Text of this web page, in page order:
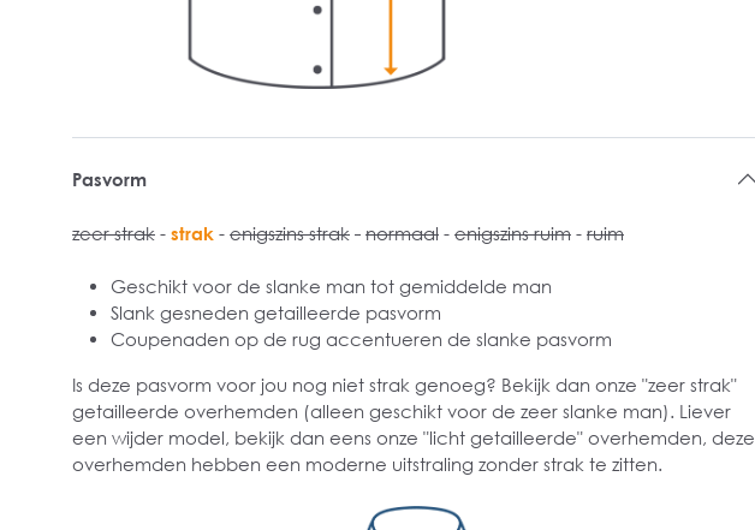
Pasvorm
zeer strak - strak - enigszins strak - normaal - enigszins ruim - ruim
Geschikt voor de slanke man tot gemiddelde man
Slank gesneden getailleerde pasvorm
Coupenaden op de rug accentueren de slanke pasvorm
Is deze pasvorm voor jou nog niet strak genoeg? Bekijk dan onze "zeer strak"
getailleerde overhemden (alleen geschikt voor de zeer slanke man). Liever
een wijder model, bekijk dan eens onze "licht getailleerde" overhemden, deze
overhemden hebben een moderne uitstraling zonder strak te zitten.